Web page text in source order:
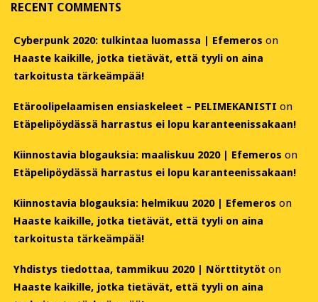
RECENT COMMENTS
Cyberpunk 2020: tulkintaa luomassa | Efemeros on
Haaste kaikille, jotka tietävät, että tyyli on aina
tarkoitusta tärkeämpää!
Etäroolipelaamisen ensiaskeleet – PELIMEKANISTI on
Etäpelipöydässä harrastus ei lopu karanteenissakaan!
Kiinnostavia blogauksia: maaliskuu 2020 | Efemeros on
Etäpelipöydässä harrastus ei lopu karanteenissakaan!
Kiinnostavia blogauksia: helmikuu 2020 | Efemeros on
Haaste kaikille, jotka tietävät, että tyyli on aina
tarkoitusta tärkeämpää!
Yhdistys tiedottaa, tammikuu 2020 | Nörttitytöt on
Haaste kaikille, jotka tietävät, että tyyli on aina